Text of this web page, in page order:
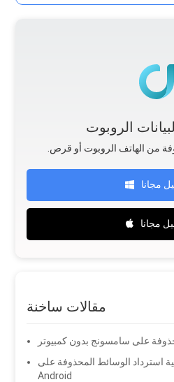
الروبوت
من الهاتف الروبوت أو قرص
مجانا
مجانا
مقالات ساخنة
على سامسونج بدون كمبيوتر
استرداد الوسائط المحذوفة على
Android